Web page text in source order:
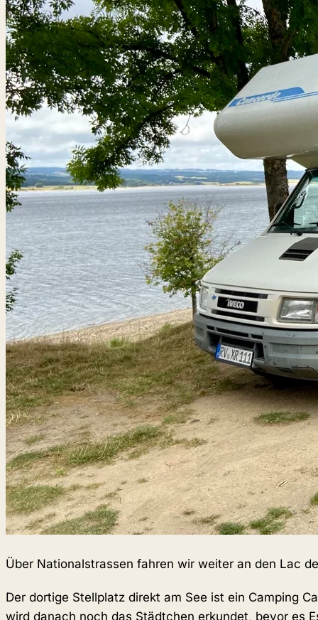
Über Nationalstrassen fahren wir weiter an den Lac
Der dortige Stellplatz direkt am See ist ein Camping
wird danach noch das Städtchen erkundet, bevor es